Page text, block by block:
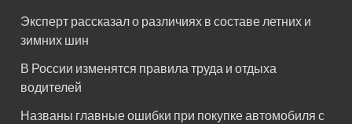
Эксперт рассказал о различиях в составе летних и
зимних шин
В России изменятся правила труда и отдыха
водителей
Названы главные ошибки при покупке автомобиля с